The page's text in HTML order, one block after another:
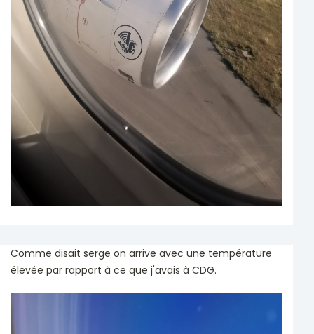
Comme disait serge on arrive avec une température
élevée par rapport à ce que j'avais à CDG.